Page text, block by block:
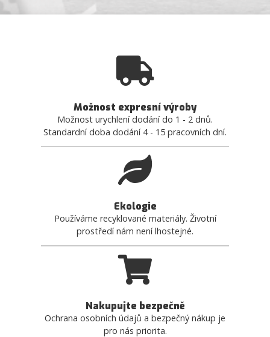
Možnost expresní výroby
Možnost urychlení dodání do 1 - 2 dnů.
Standardní doba dodání 4 - 15 pracovních dní.
Ekologie
Používáme recyklované materiály. Životní
prostředí nám není lhostejné.
Nakupujte bezpečně
Ochrana osobních údajů a bezpečný nákup je
pro nás priorita.